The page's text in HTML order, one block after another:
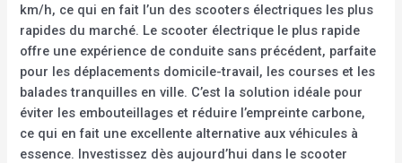
km/h, ce qui en fait l’un des scooters électriques les plus
rapides du marché. Le scooter électrique le plus rapide
offre une expérience de conduite sans précédent, parfaite
pour les déplacements domicile-travail, les courses et les
balades tranquilles en ville. C’est la solution idéale pour
éviter les embouteillages et réduire l’empreinte carbone,
ce qui en fait une excellente alternative aux véhicules à
essence. Investissez dès aujourd’hui dans le scooter